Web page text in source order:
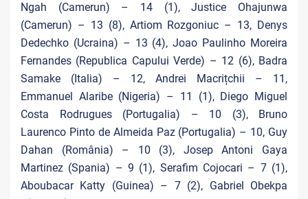
Ngah (Camerun) – 14 (1), Justice Ohajunwa
(Camerun) – 13 (8), Artiom Rozgoniuc – 13, Denys
Dedechko (Ucraina) – 13 (4), Joao Paulinho Moreira
Fernandes (Republica Capului Verde) – 12 (6), Badra
Samake (Italia) – 12, Andrei Macrițchii – 11,
Emmanuel Alaribe (Nigeria) – 11 (1), Diego Miguel
Costa Rodrugues (Portugalia) – 10 (3), Bruno
Laurenco Pinto de Almeida Paz (Portugalia) – 10, Guy
Dahan (România) – 10 (3), Josep Antoni Gaya
Martinez (Spania) – 9 (1), Serafim Cojocari – 7 (1),
Aboubacar Katty (Guinea) – 7 (2), Gabriel Obekpa